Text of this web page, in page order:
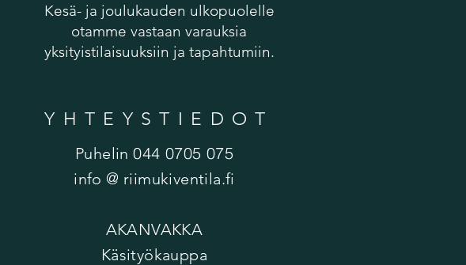
YHTEYSTIEDOT
Puhelin 044 0705 075
info @ riimukiventila.fi
AKANVAKKA
Käsityökauppa
Kesä- ja joulukauden ulkopuolelle
otamme vastaan varauksia
yksityistilaisuuksiin ja tapahtumiin.